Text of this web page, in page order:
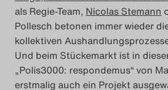
2013
Das
2014
als Regie-Team, Nicolas Stemann
Pollesch betonen immer wieder
kollektiven
Und beim Stückemarkt ist in
„Polis3000: respondemus“ von
erstmalig auch ein Projekt